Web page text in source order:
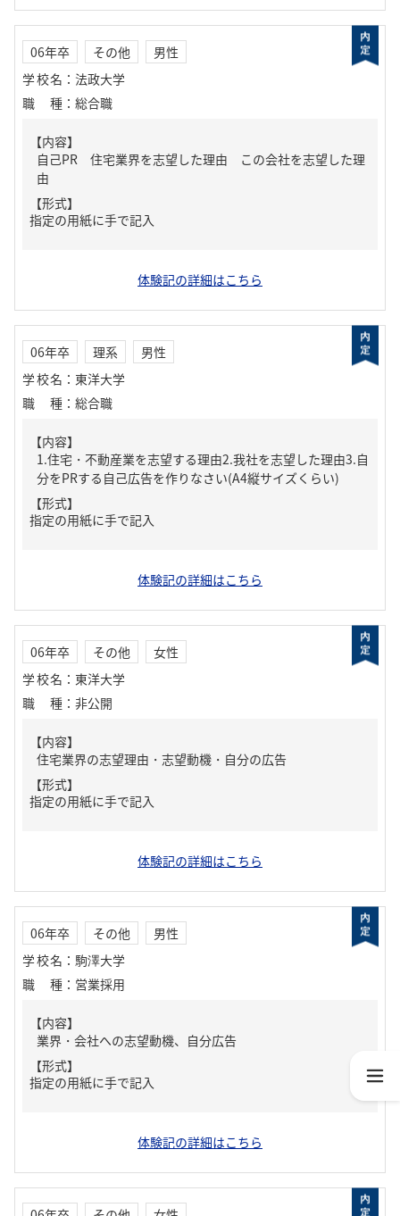
06年卒 その他
男性
学校名 ： 法政大学
職種 ： 総合職
【内容】
自己PR 住宅業界を志望した理由 この会社を志望した理
由
【形式】
指定の用紙に手で記入
体験記の詳細はこちら
06年卒 理系
男性
学校名 ： 東洋大学
職種 ： 総合職
【内容】
1.住宅・不動産業を志望する理由2.我社を志望した理由3.自
分をPRする自己広告を作りなさい(A4縦サイズくらい)
【形式】
指定の用紙に手で記入
体験記の詳細はこちら
06年卒 その他
女性
学校名 ： 東洋大学
職種 ： 非公開
【内容】
住宅業界の志望理由・志望動機・自分の広告
【形式】
指定の用紙に手で記入
体験記の詳細はこちら
06年卒 その他
男性
学校名 ： 駒澤大学
職種 ： 営業採用
【内容】
業界・会社への志望動機、自分広告
【形式】
指定の用紙に手で記入
体験記の詳細はこちら